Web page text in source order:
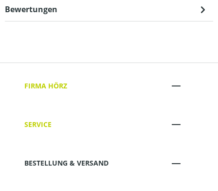
Bewertungen
FIRMA HÖRZ
SERVICE
BESTELLUNG & VERSAND